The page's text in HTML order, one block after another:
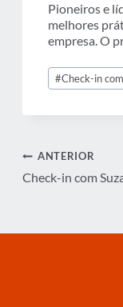
Pioneiros e
melhores
empresa. O
Tags
do
#Check-in
Post
ANTERIOR
Check-in com